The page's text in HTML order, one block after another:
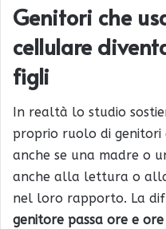
Genitori che
cellulare
figli
In realtà lo studio
proprio ruolo di genitori
anche se una madre o
anche alla lettura o
nel loro rapporto. La
genitore passa ore e